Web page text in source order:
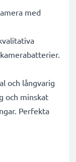
med
och långvarig
och minskat
Perfekta